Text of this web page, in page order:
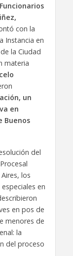
con la
Instancia en
la Ciudad
materia
un
en
Buenos
del
los
en
en pos de
menores de
la
del proceso